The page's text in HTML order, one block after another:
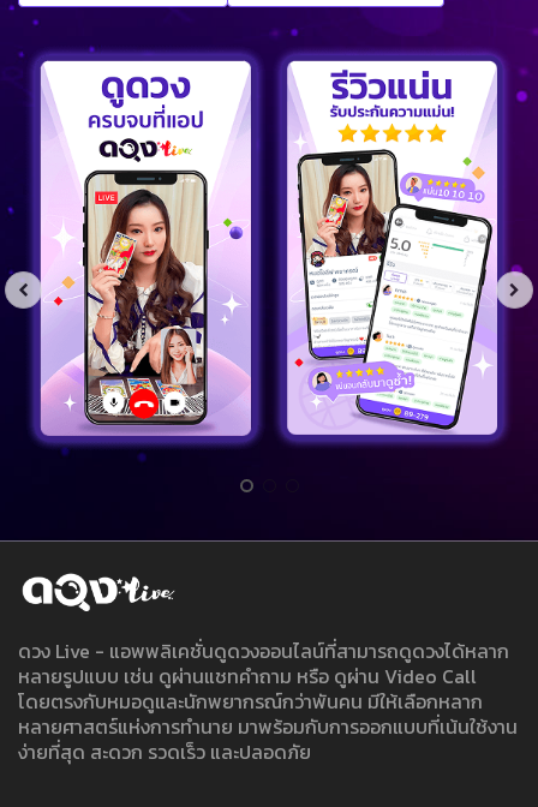
ดวง Live - แอพพลิเคชั่นดูดวงออนไลน์ที่สามารถดูดวงได้หลาก
หลายรูปแบบ เช่น ดูผ่านแชทคำถาม หรือ ดูผ่าน Video Call
โดยตรงกับหมอดูและนักพยากรณ์กว่าพันคน มีให้เลือกหลาก
หลายศาสตร์แห่งการทำนาย มาพร้อมกับการออกแบบที่เน้นใช้งาน
ง่ายที่สุด สะดวก รวดเร็ว และปลอดภัย